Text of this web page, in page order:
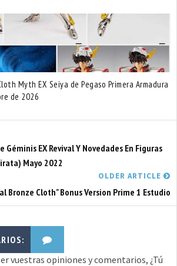
Myth EX Seiya de Pegaso Primera Armadura
de 2026
Géminis EX Revival Y Novedades En Figuras
Mayo 2022
OLDER ARTICLE
Bronze Cloth" Bonus Version Prime 1 Estudio
vuestras opiniones y comentarios, ¿Tú